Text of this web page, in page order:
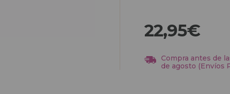
22,95€
Compra antes de
de agosto (Envíos